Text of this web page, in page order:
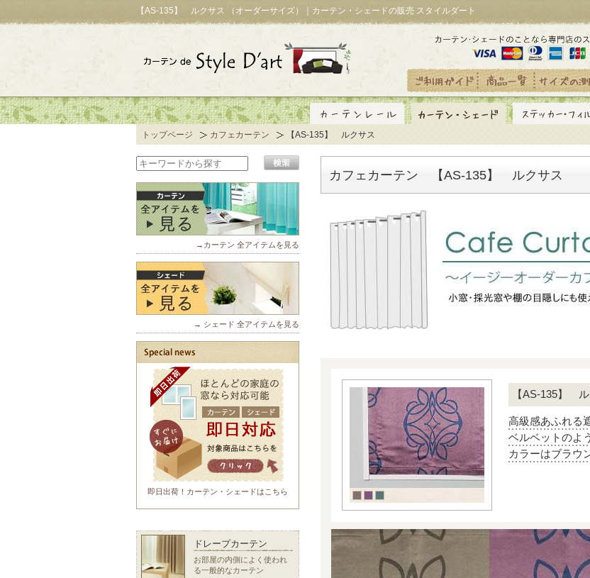
【AS-135】 ルクサス （オーダーサイズ）｜カーテン・シェードの販売 スタイルダート
トップページ カフェカーテン 【AS-135】 ルクサス
カフェカーテン 【AS-135】 ルクサス
【AS-135】
高級感あふれる
ベルベットのよ
カラーはブラウ
→カーテン 全アイテムを見る
→ シェード 全アイテムを見る
即日出荷！カーテン・シェードはこちら
ドレープカーテン
お部屋の内側によく使われ
る一般的なカーテン